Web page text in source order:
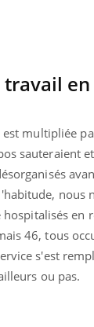
multipliée
sauteraient
nous
46, tous
s'est
ou pas.